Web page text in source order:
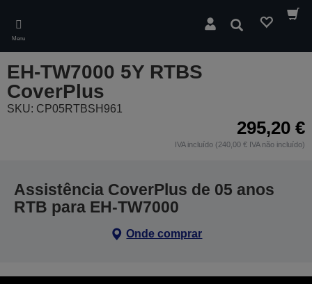
main
content
Menu
Pesquisar
EH-TW7000 5Y RTBS
CoverPlus
SKU: CP05RTBSH961
295,20 €
IVA incluído (240,00 € IVA não incluído)
Assistência CoverPlus de 05 anos
RTB para EH-TW7000
Onde comprar